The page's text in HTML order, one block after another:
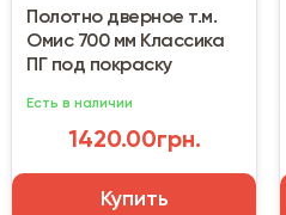
Полотно дверное т.м.
Омис 700 мм Классика
ПГ под покраску
Есть в наличии
1420.00грн.
Купить